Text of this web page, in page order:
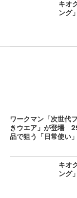
キオ
ング
ワークマン「次世代
きウエア」が登場
品で狙う「日常使い
キオ
ング